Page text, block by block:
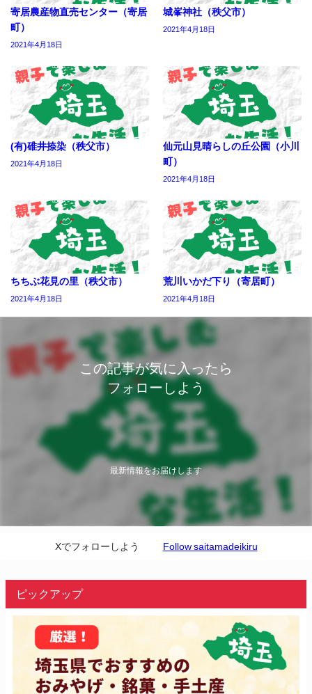
寄居農産物直売センター（寄居
町）
2021年4月18日
城峯神社（秩父市）
2021年4月18日
(有)碓井捺染（秩父市）
2021年4月18日
仙元山見晴らしの丘公園（小川
町）
2021年4月18日
ちちぶ花見の里（秩父市）
2021年4月18日
荒川いかだ下り（寄居町）
2021年4月18日
この記事が気に入ったら
フォローしよう
最新情報をお届けします
Xでフォローしよう Follow saitamadeikiru
ピックアップ